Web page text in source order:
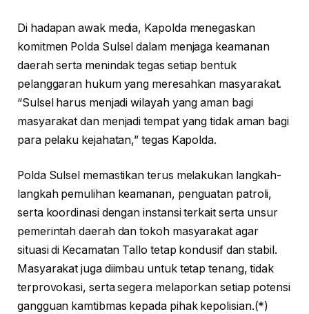
Di hadapan awak media, Kapolda menegaskan
komitmen Polda Sulsel dalam menjaga keamanan
daerah serta menindak tegas setiap bentuk
pelanggaran hukum yang meresahkan masyarakat.
“Sulsel harus menjadi wilayah yang aman bagi
masyarakat dan menjadi tempat yang tidak aman bagi
para pelaku kejahatan,” tegas Kapolda.
Polda Sulsel memastikan terus melakukan langkah-
langkah pemulihan keamanan, penguatan patroli,
serta koordinasi dengan instansi terkait serta unsur
pemerintah daerah dan tokoh masyarakat agar
situasi di Kecamatan Tallo tetap kondusif dan stabil.
Masyarakat juga diimbau untuk tetap tenang, tidak
terprovokasi, serta segera melaporkan setiap potensi
gangguan kamtibmas kepada pihak kepolisian.(*)